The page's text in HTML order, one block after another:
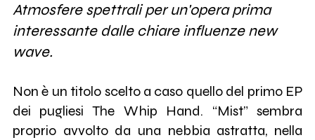
Atmosfere spettrali per un'opera prima
interessante dalle chiare influenze new
wave.
Non è un titolo scelto a caso quello del primo EP
dei pugliesi The Whip Hand. “Mist” sembra
proprio avvolto da una nebbia astratta, nella